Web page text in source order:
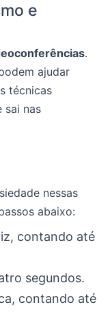
e
.
ajudar
técnicas
sai nas
nessas
abaixo:
contando até
segundos.
contando até